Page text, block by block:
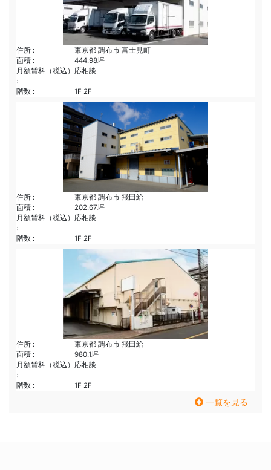
住所 :
東京都 調布市 富士見町
面積 :
444.98坪
月額賃料（税込）
:
応相談
階数 : 1F 2F
住所 :
東京都 調布市 飛田給
面積 :
202.67坪
月額賃料（税込）
:
応相談
階数 : 1F 2F
住所 :
東京都 調布市 飛田給
面積 :
980.1坪
月額賃料（税込）
:
応相談
階数 : 1F 2F
一覧を見る